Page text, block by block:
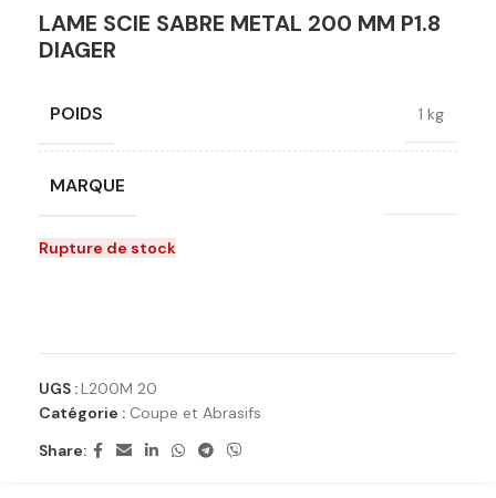
LAME SCIE SABRE METAL 200 MM P1.8
DIAGER
POIDS 1 kg
MARQUE
Rupture de stock
UGS :L200M 20
Catégorie : Coupe et Abrasifs
Share: